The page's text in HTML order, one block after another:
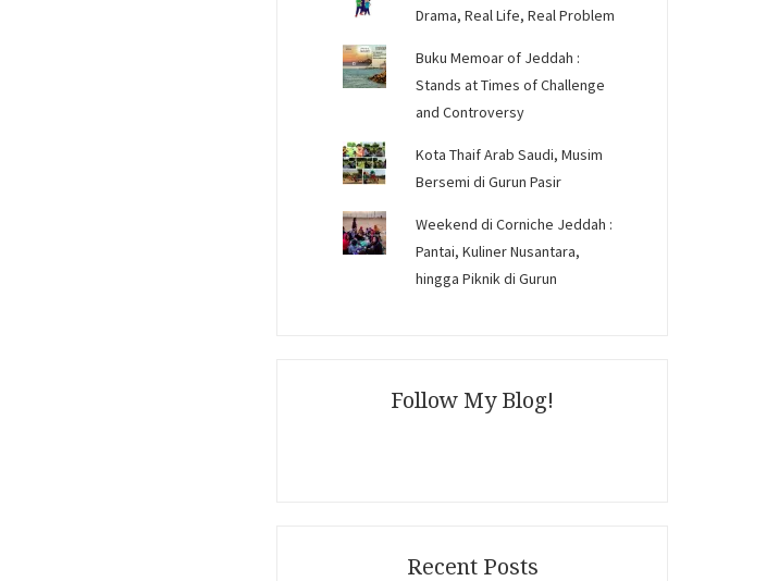
Drama, Real Life, Real Problem
Buku Memoar of Jeddah :
Stands at Times of Challenge
and Controversy
Kota Thaif Arab Saudi, Musim
Bersemi di Gurun Pasir
Weekend di Corniche Jeddah :
Pantai, Kuliner Nusantara,
hingga Piknik di Gurun
Follow My Blog!
Recent Posts